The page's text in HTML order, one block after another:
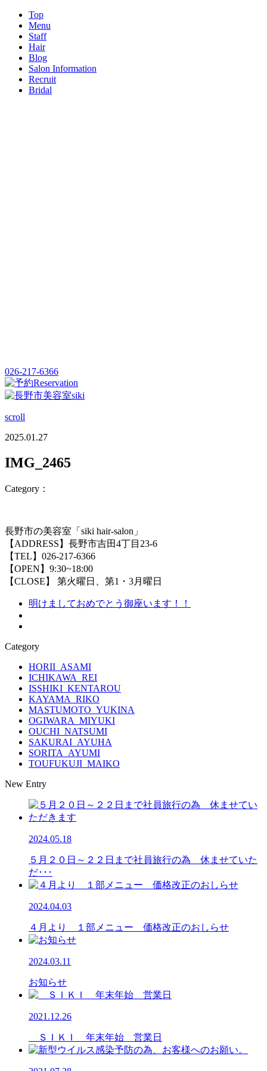
Top
Menu
Staff
Hair
Blog
Salon Information
Recruit
Bridal
026-217-6366
Reservation
scroll
2025.01.27
IMG_2465
Category：
長野市の美容室「siki hair-salon」
【ADDRESS】長野市吉田4丁目23-6
【TEL】026-217-6366
【OPEN】9:30~18:00
【CLOSE】 第火曜日、第1・3月曜日
明けましておめでとう御座います！！
Category
HORII_ASAMI
ICHIKAWA_REI
ISSHIKI_KENTAROU
KAYAMA_RIKO
MASTUMOTO_YUKINA
OGIWARA_MIYUKI
OUCHI_NATSUMI
SAKURAI_AYUHA
SORITA_AYUMI
TOUFUKUJI_MAIKO
New Entry
2024.05.18
５月２０日～２２日まで社員旅行の為 休ませていた
だ･･･
2024.04.03
４月より １部メニュー 価格改正のおしらせ
2024.03.11
お知らせ
2021.12.26
ＳＩＫＩ 年末年始 営業日